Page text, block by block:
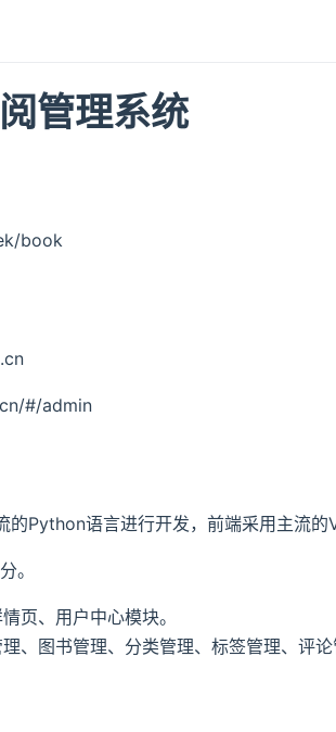
管理系统
book
#/admin
Python语言进行开发，前端采用主流的
。
页、用户中心模块。
、图书管理、分类管理、标签管理、评论